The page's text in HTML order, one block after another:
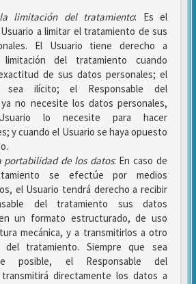
limitación del tratamiento: Es el
a limitar el tratamiento de sus
El Usuario tiene derecho a
del tratamiento cuando
de sus datos personales; el
sea ilícito; el Responsable del
no necesite los datos personales,
lo necesite para hacer
y cuando el Usuario se haya opuesto
portabilidad de los datos: En caso de
se efectúe por medios
el Usuario tendrá derecho a recibir
del tratamiento sus datos
un formato estructurado, de uso
mecánica, y a transmitirlos a otro
del tratamiento. Siempre que sea
posible, el Responsable del
directamente los datos a